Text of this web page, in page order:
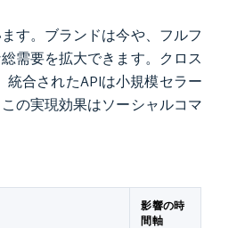
す。ブランドは今や、フルフ
需要を拡大できます。クロス
統合されたAPIは小規模セラー
の実現効果はソーシャルコマ
影響の時
間軸